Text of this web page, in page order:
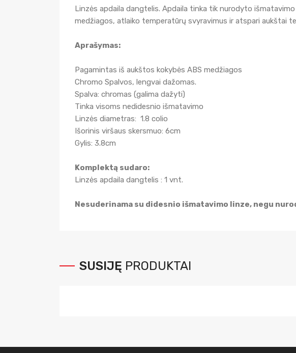
Linzės apdaila dangtelis. Apdaila tinka tik nurodyto
medžiagos, atlaiko temperatūrų svyravimus ir atspari aukštai
Aprašymas:
Pagamintas iš aukštos kokybės ABS medžiagos
Chromo Spalvos, lengvai dažomas.
Spalva: chromas (galima dažyti)
Tinka visoms nedidesnio išmatavimo
Linzės diametras: 1.8 colio
Išorinis viršaus skersmuo: 6cm
Gylis: 3.8cm
Komplektą sudaro:
Linzės apdaila dangtelis : 1 vnt.
Nesuderinama su didesnio išmatavimo linze, negu
SUSIJĘ PRODUKTAI